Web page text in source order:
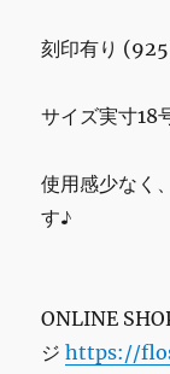
刻印有り
サイズ実寸18
使用感少なく
す♪
ONLINE
ジhttps://